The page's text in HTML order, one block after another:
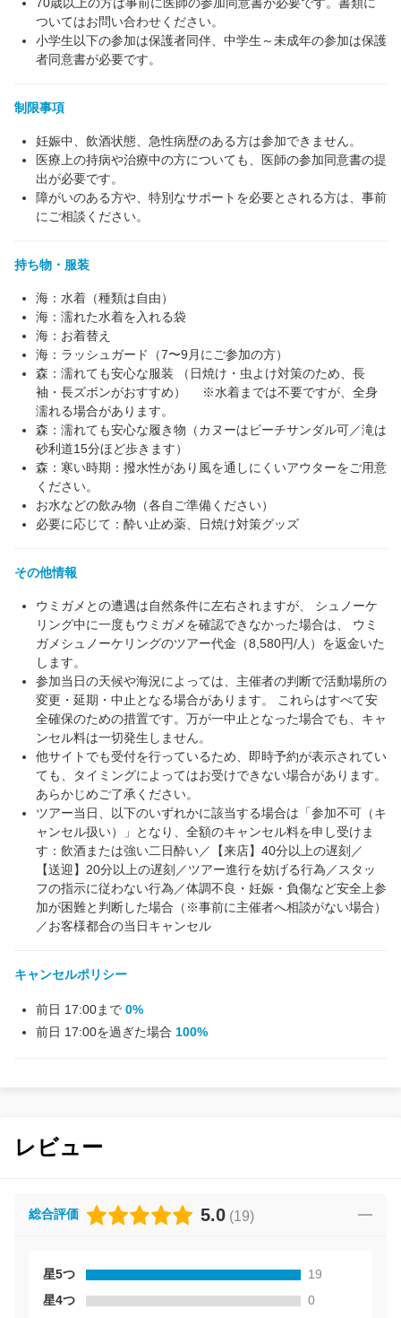
70歳以上の方は事前に医師の参加同意書が必要です。書類に
ついてはお問い合わせください。
小学生以下の参加は保護者同伴、中学生～未成年の参加は保護
者同意書が必要です。
制限事項
妊娠中、飲酒状態、急性病歴のある方は参加できません。
医療上の持病や治療中の方についても、医師の参加同意書の提
出が必要です。
障がいのある方や、特別なサポートを必要とされる方は、事前
にご相談ください。
持ち物・服装
海：水着（種類は自由）
海：濡れた水着を入れる袋
海：お着替え
海：ラッシュガード（7〜9月にご参加の方）
森：濡れても安心な服装 （日焼け・虫よけ対策のため、長
袖・長ズボンがおすすめ） ※水着までは不要ですが、全身
濡れる場合があります。
森：濡れても安心な履き物（カヌーはビーチサンダル可／滝は
砂利道15分ほど歩きます）
森：寒い時期：撥水性があり風を通しにくいアウターをご用意
ください。
お水などの飲み物（各自ご準備ください）
必要に応じて：酔い止め薬、日焼け対策グッズ
その他情報
ウミガメとの遭遇は自然条件に左右されますが、 シュノーケ
リング中に一度もウミガメを確認できなかった場合は、 ウミ
ガメシュノーケリングのツアー代金（8,580円/人）を返金いた
します。
参加当日の天候や海況によっては、主催者の判断で活動場所の
変更・延期・中止となる場合があります。 これらはすべて安
全確保のための措置です。万が一中止となった場合でも、キャ
ンセル料は一切発生しません。
他サイトでも受付を行っているため、即時予約が表示されてい
ても、タイミングによってはお受けできない場合があります。
あらかじめご了承ください。
ツアー当日、以下のいずれかに該当する場合は「参加不可（キ
ャンセル扱い）」となり、全額のキャンセル料を申し受けま
す：飲酒または強い二日酔い／【来店】40分以上の遅刻／
【送迎】20分以上の遅刻／ツアー進行を妨げる行為／スタッ
フの指示に従わない行為／体調不良・妊娠・負傷など安全上参
加が困難と判断した場合（※事前に主催者へ相談がない場合）
／お客様都合の当日キャンセル
キャンセルポリシー
前日 17:00まで 0%
前日 17:00を過ぎた場合 100%
レビュー
総合評価 5.0 (19)
星5つ
19
星4つ
0